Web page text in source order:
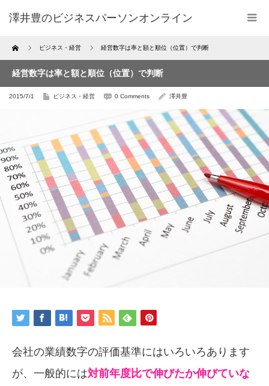
澤井豊のビジネスパーソンオンライン
Home ビジネス・経営 経営数字は率と額と順位（位置）で判断
経営数字は率と額と順位（位置）で判断
2015/7/1 ビジネス・経営 0 Comments 澤井豊
会社の業績数字の評価基準にはいろいろあります
が、一般的には対前年度比で伸びたか伸びていな